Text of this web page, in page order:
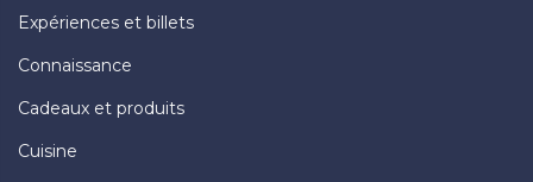
Expériences et billets
Connaissance
Cadeaux et produits
Cuisine